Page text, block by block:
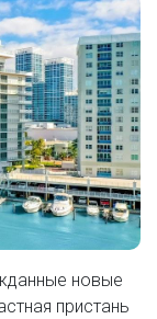
новые
пристань